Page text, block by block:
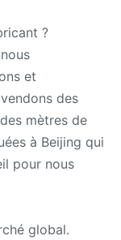
?
et
des
mètres de
à Beijing qui
pour nous
global.